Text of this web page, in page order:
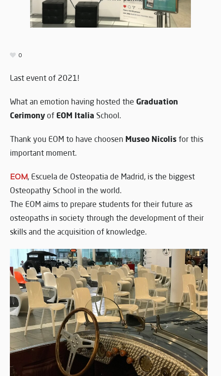
0
Last event of 2021!
What an emotion having hosted the Graduation
Cerimony of EOM Italia School.
Thank you EOM to have choosen Museo Nicolis for this
important moment.
EOM, Escuela de Osteopatia de Madrid, is the biggest
Osteopathy School in the world.
The EOM aims to prepare students for their future as
osteopaths in society through the development of their
skills and the acquisition of knowledge.